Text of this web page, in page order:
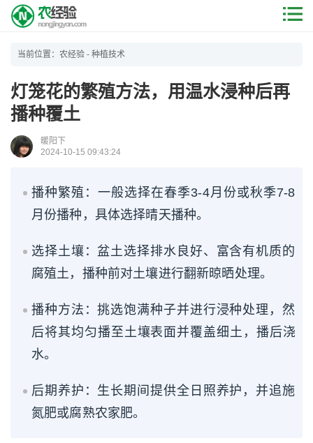
当前位置： 农经验 - 种植技术
灯笼花的繁殖方法，用温水浸种后再
播种覆土
暖阳下
2024-10-15 09:43:24
播种繁殖：一般选择在春季3-4月份或秋季7-8
月份播种，具体选择晴天播种。
选择土壤：盆土选择排水良好、富含有机质的
腐殖土，播种前对土壤进行翻新晾晒处理。
播种方法：挑选饱满种子并进行浸种处理，然
后将其均匀播至土壤表面并覆盖细土，播后浇
水。
后期养护：生长期间提供全日照养护，并追施
氮肥或腐熟农家肥。